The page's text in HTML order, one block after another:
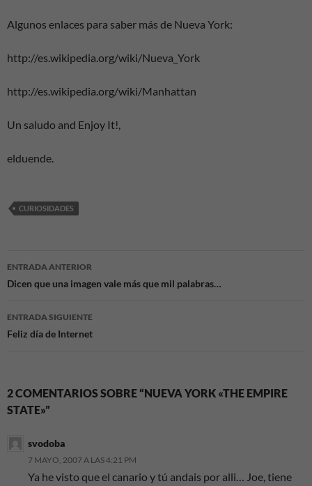
Algunos enlaces para saber más de Nueva York:
http://es.wikipedia.org/wiki/Nueva_York
http://es.wikipedia.org/wiki/Manhattan
Un saludo and Enjoy It!,
elduende.
CURIOSIDADES
Navegación
de
entradas
ENTRADA ANTERIOR
Dicen que una imagen vale más que mil palabras…
ENTRADA SIGUIENTE
Feliz día de Internet
2 COMENTARIOS SOBRE “NUEVA YORK «THE EMPIRE
STATE»”
svodoba
7 MAYO, 2007 A LAS 4:21 PM
Ya he visto que el canario y tú andais por alli… Joe, tiene